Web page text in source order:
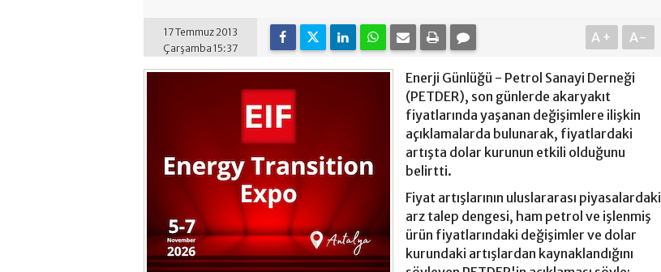
17 Temmuz 2013
Çarşamba 15:37
A+ A-
Enerji Günlüğü - Petrol Sanayi Derneği
(PETDER), son günlerde akaryakıt
fiyatlarında yaşanan değişimlere ilişkin
açıklamalarda bulunarak, fiyatlardaki
artışta dolar kurunun etkili olduğunu
belirtti.
Fiyat artışlarının uluslararası piyasalardaki
arz talep dengesi, ham petrol ve işlenmiş
ürün fiyatlarındaki değişimler ve dolar
kurundaki artışlardan kaynaklandığını